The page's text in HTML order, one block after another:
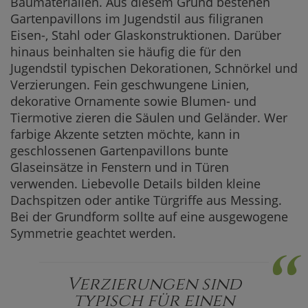
Gartenpavillons im Jugendstil aus filigranen
Eisen-, Stahl oder Glaskonstruktionen. Darüber
hinaus beinhalten sie häufig die für den
Jugendstil typischen Dekorationen, Schnörkel und
Verzierungen. Fein geschwungene Linien,
dekorative Ornamente sowie Blumen- und
Tiermotive zieren die Säulen und Geländer. Wer
farbige Akzente setzten möchte, kann in
geschlossenen Gartenpavillons bunte
Glaseinsätze in Fenstern und in Türen
verwenden. Liebevolle Details bilden kleine
Dachspitzen oder antike Türgriffe aus Messing.
Bei der Grundform sollte auf eine ausgewogene
Symmetrie geachtet werden.
Verzierungen sind
typisch für einen